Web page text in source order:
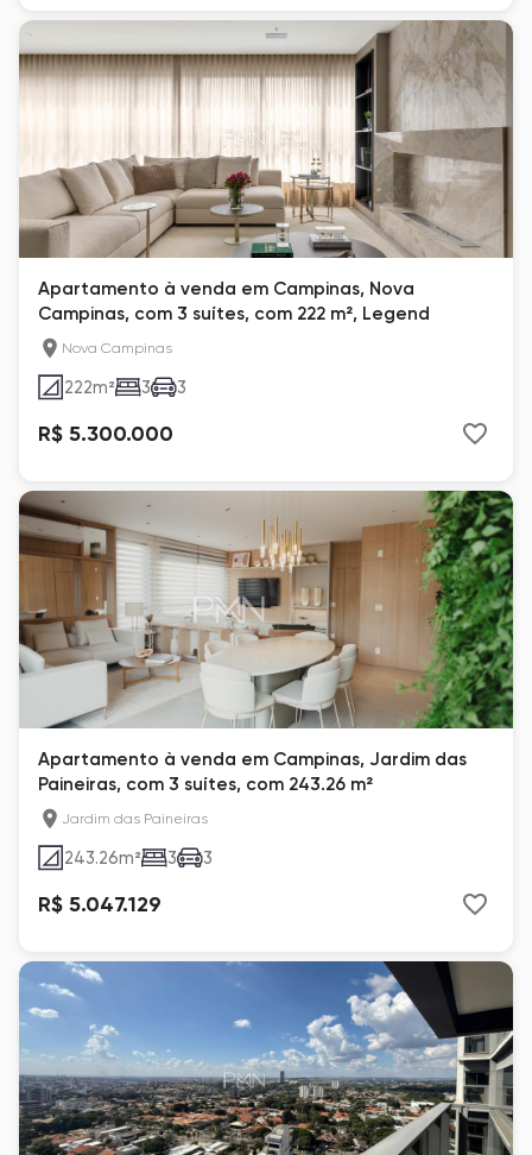
Apartamento à venda em Campinas, Nova
Campinas, com 3 suítes, com 222 m², Legend
Nova Campinas
222m² 3 3
R$ 5.300.000
Apartamento à venda em Campinas, Jardim das
Paineiras, com 3 suítes, com 243.26 m²
Jardim das Paineiras
243.26m² 3 3
R$ 5.047.129